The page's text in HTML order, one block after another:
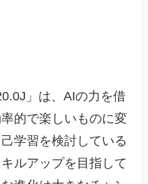
」は、AIの力を借
的で楽しいものに変
学習を検討している
ルアップを目指して